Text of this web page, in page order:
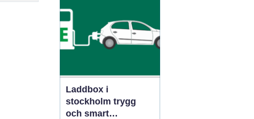
Laddbox i
stockholm trygg
och smart